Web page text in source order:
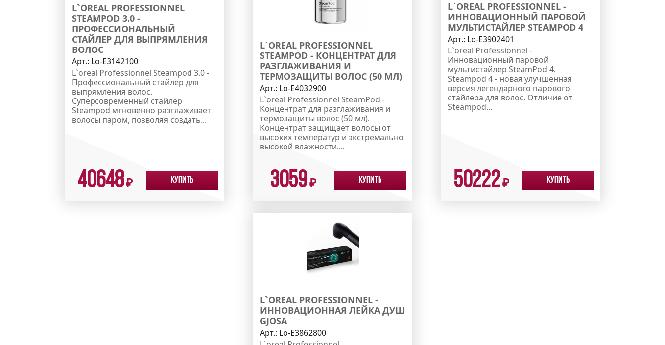
L`OREAL PROFESSIONNEL
STEAMPOD 3.0 -
ПРОФЕССИОНАЛЬНЫЙ
СТАЙЛЕР ДЛЯ ВЫПРЯМЛЕНИЯ
ВОЛОС
Арт.: Lo-E3142100
L`oreal Professionnel Steampod 3.0 -
Профессиональный стайлер для
выпрямления волос.
Суперсовременный стайлер
Steampod мгновенно разглаживает
волосы паром, позволяя создать...
40648₽ Купить
L`OREAL PROFESSIONNEL
STEAMPOD - КОНЦЕНТРАТ ДЛЯ
РАЗГЛАЖИВАНИЯ И
ТЕРМОЗАЩИТЫ ВОЛОС (50 МЛ)
Арт.: Lo-E4032900
L`oreal Professionnel SteamPod -
Концентрат для разглаживания и
термозащиты волос (50 мл).
Концентрат защищает волосы от
высоких температур и экстремально
высокой влажности....
3059₽ Купить
L`OREAL PROFESSIONNEL -
ИННОВАЦИОННЫЙ ПАРОВОЙ
МУЛЬТИСТАЙЛЕР STEAMPOD 4
Арт.: Lo-E3902401
L`oreal Professionnel -
Инновационный паровой
мультистайлер SteamPod 4.
Steampod 4 - новая улучшенная
версия легендарного парового
стайлера для волос. Отличие от
Steampod...
50222₽ Купить
L`OREAL PROFESSIONNEL -
ИННОВАЦИОННАЯ ЛЕЙКА ДУШ
GJOSA
Арт.: Lo-E3862800